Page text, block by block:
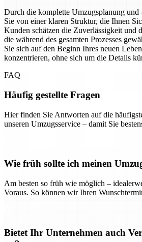
Durch die komplette Umzugsplanung
Sie von einer klaren Struktur, die Ihnen
Kunden schätzen die Zuverlässigkeit und
die während des gesamten Prozesses
Sie sich auf den Beginn Ihres neuen
konzentrieren, ohne sich um die Details
FAQ
Häufig gestellte Fragen
Hier finden Sie Antworten auf die
unseren Umzugsservice – damit Sie
Wie früh sollte ich meinen
Am besten so früh wie möglich –
Voraus. So können wir Ihren
Bietet Ihr Unternehmen auch